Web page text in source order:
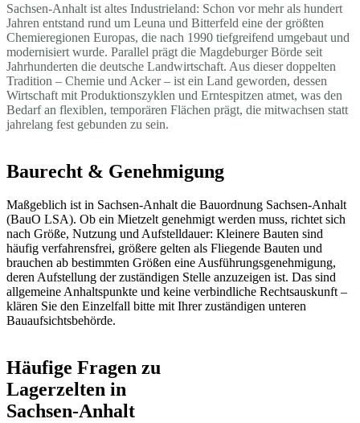
Sachsen-Anhalt ist altes Industrieland: Schon vor mehr als hundert
Jahren entstand rund um Leuna und Bitterfeld eine der größten
Chemieregionen Europas, die nach 1990 tiefgreifend umgebaut und
modernisiert wurde. Parallel prägt die Magdeburger Börde seit
Jahrhunderten die deutsche Landwirtschaft. Aus dieser doppelten
Tradition – Chemie und Acker – ist ein Land geworden, dessen
Wirtschaft mit Produktionszyklen und Erntespitzen atmet, was den
Bedarf an flexiblen, temporären Flächen prägt, die mitwachsen statt
jahrelang fest gebunden zu sein.
Baurecht & Genehmigung
Maßgeblich ist in Sachsen-Anhalt die Bauordnung Sachsen-Anhalt
(BauO LSA). Ob ein Mietzelt genehmigt werden muss, richtet sich
nach Größe, Nutzung und Aufstelldauer: Kleinere Bauten sind
häufig verfahrensfrei, größere gelten als Fliegende Bauten und
brauchen ab bestimmten Größen eine Ausführungsgenehmigung,
deren Aufstellung der zuständigen Stelle anzuzeigen ist. Das sind
allgemeine Anhaltspunkte und keine verbindliche Rechtsauskunft –
klären Sie den Einzelfall bitte mit Ihrer zuständigen unteren
Bauaufsichtsbehörde.
Häufige Fragen zu
Lagerzelten in
Sachsen-Anhalt